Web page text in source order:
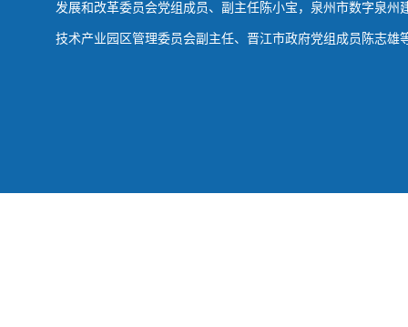
发展和改革委员会党组成员、副主任陈小宝，泉州市数字泉
技术产业园区管理委员会副主任、晋江市政府党组成员陈志